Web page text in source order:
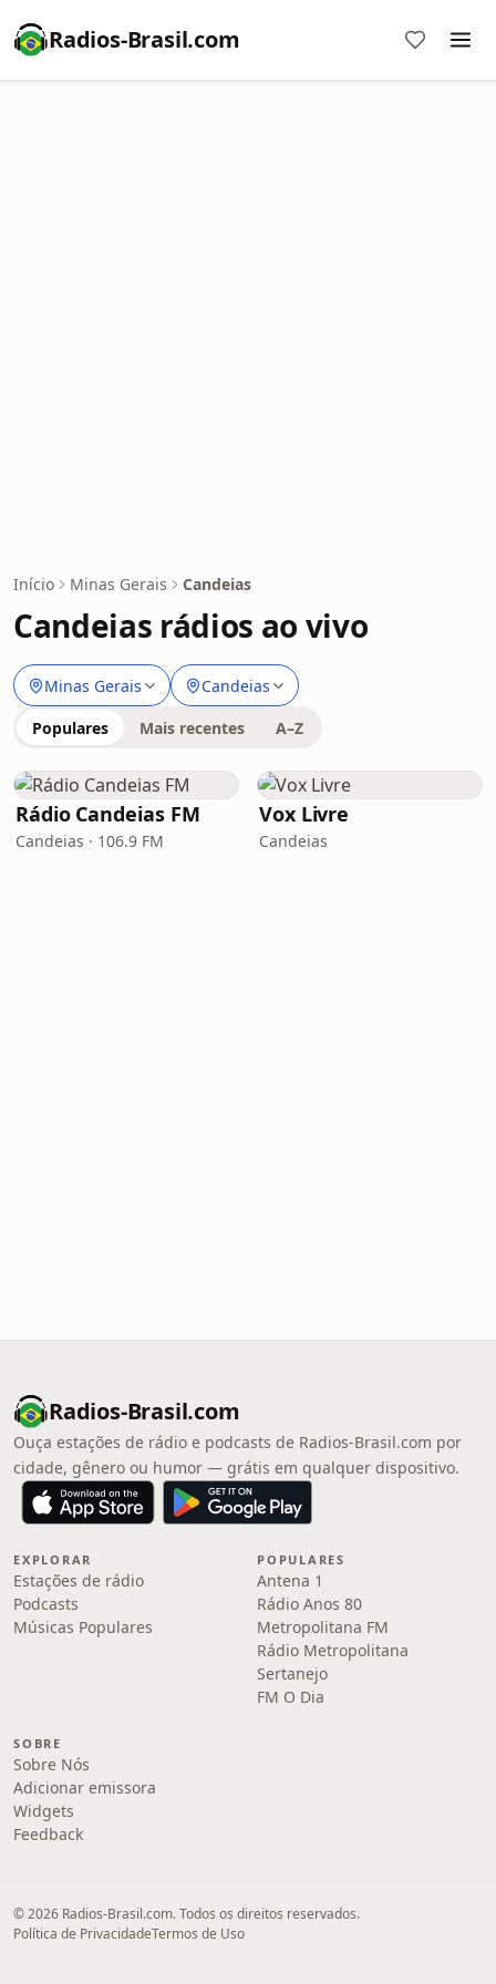
Radios-Brasil.com
Início Minas Gerais Candeias
Candeias rádios ao vivo
Minas Gerais Candeias
Populares Mais recentes A–Z
Rádio Candeias FM
Candeias · 106.9 FM
Vox Livre
Candeias
Radios-Brasil.com
Ouça estações de rádio e podcasts de Radios-Brasil.com por
cidade, gênero ou humor — grátis em qualquer dispositivo.
EXPLORAR
Estações de rádio
Podcasts
Músicas Populares
POPULARES
Antena 1
Rádio Anos 80
Metropolitana FM
Rádio Metropolitana
Sertanejo
FM O Dia
SOBRE
Sobre Nós
Adicionar emissora
Widgets
Feedback
© 2026 Radios-Brasil.com. Todos os direitos reservados.
Política de PrivacidadeTermos de Uso